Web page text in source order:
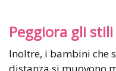
Peggiora gli
Inoltre, i bambini che
distanza si muovono